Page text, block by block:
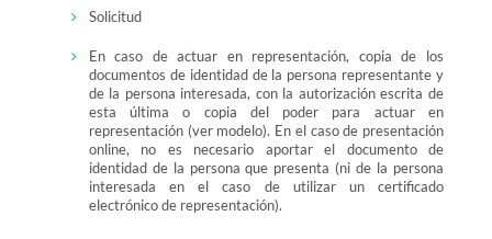
Solicitud
En caso de actuar en representación, copia de los
documentos de identidad de la persona representante y
de la persona interesada, con la autorización escrita de
esta última o copia del poder para actuar en
representación (ver modelo). En el caso de presentación
online, no es necesario aportar el documento de
identidad de la persona que presenta (ni de la persona
interesada en el caso de utilizar un certificado
electrónico de representación).